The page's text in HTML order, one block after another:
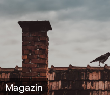
Magazín